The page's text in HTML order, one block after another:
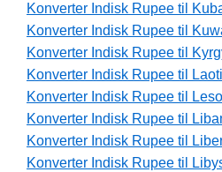
Konverter Indisk Rupee til
Konverter Indisk Rupee til
Konverter Indisk Rupee til
Konverter Indisk Rupee til
Konverter Indisk Rupee til
Konverter Indisk Rupee til
Konverter Indisk Rupee til
Konverter Indisk Rupee til